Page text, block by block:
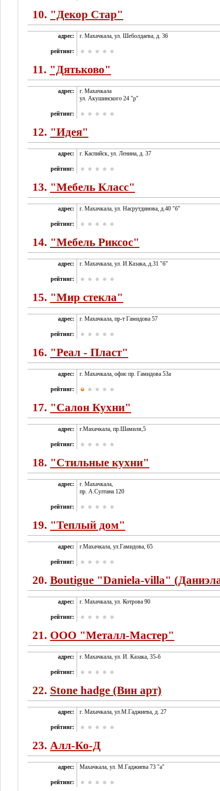
10. "Декор Стар"
адрес: г. Махачкала, ул. Шеболдаева, д. 36
рейтинг:
11. "Дятьково"
адрес:
г. Махачкала
ул. Акушинского 24 "р"
рейтинг:
12. "Идея"
адрес: г. Каспийск, ул. Ленина, д. 37
рейтинг:
13. "Мебель Класс"
адрес: г. Махачкала, ул. Насрутдинова, д.40 "б"
рейтинг:
14. "Мебель Риксос"
адрес: г. Махачкала, ул. И.Казака, д.31 "б"
рейтинг:
15. "Мир стекла"
адрес: г. Махачкала, пр-т Гамидова 57
рейтинг:
16. "Реал - Пласт"
адрес: г. Махачкала, офис пр. Гамидова 53а
рейтинг:
17. "Салон Кухни"
адрес: г.Махачкала, пр.Шамиля,5
рейтинг:
18. "Стильные кухни"
адрес:
г. Махачкала,
пр. А.Султана 120
рейтинг:
19. "Теплый дом"
адрес: г.Махачкала, ул.Гамидова, 65
рейтинг:
20. Boutigue "Daniela-villa"
адрес: г. Махачкала, ул. Котрова 90
рейтинг:
21. OOO "Металл-Мастер"
адрес: г. Махачкала, ул. И. Казака, 35-б
рейтинг:
22. Stone hadge (Вин арт)
адрес: г. Махачкала, ул.М.Гаджиева, д. 27
рейтинг:
23. Алл-Ко-Д
адрес: Махачкала, ул. М.Гаджиева 73 "а"
рейтинг: